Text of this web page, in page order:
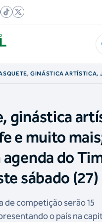
GINÁSTICA ARTÍSTICA,
ginástica
e muito
do
sábado (27)
de competição serão 15
o país na